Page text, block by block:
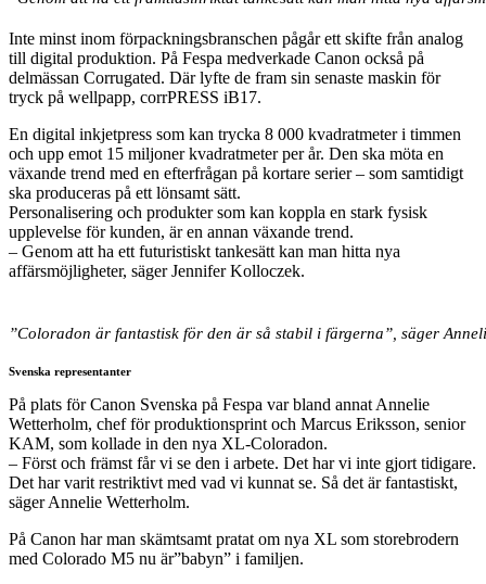
Inte minst inom förpackningsbranschen pågår ett skifte från analog
till digital produktion. På Fespa medverkade Canon också på
delmässan Corrugated. Där lyfte de fram sin senaste maskin för
tryck på wellpapp, corrPRESS iB17.
En digital inkjetpress som kan trycka 8 000 kvadratmeter i timmen
och upp emot 15 miljoner kvadratmeter per år. Den ska möta en
växande trend med en efterfrågan på kortare serier – som samtidigt
ska produceras på ett lönsamt sätt.
Personalisering och produkter som kan koppla en stark fysisk
upplevelse för kunden, är en annan växande trend.
– Genom att ha ett futuristiskt tankesätt kan man hitta nya
affärsmöjligheter, säger Jennifer Kolloczek.
”Coloradon är fantastisk för den är så stabil i färgerna”, säger
Svenska representanter
På plats för Canon Svenska på Fespa var bland annat Annelie
Wetterholm, chef för produktionsprint och Marcus Eriksson, senior
KAM, som kollade in den nya XL-Coloradon.
– Först och främst får vi se den i arbete. Det har vi inte gjort tidigare.
Det har varit restriktivt med vad vi kunnat se. Så det är fantastiskt,
säger Annelie Wetterholm.
På Canon har man skämtsamt pratat om nya XL som storebrodern
med Colorado M5 nu är”babyn” i familjen.